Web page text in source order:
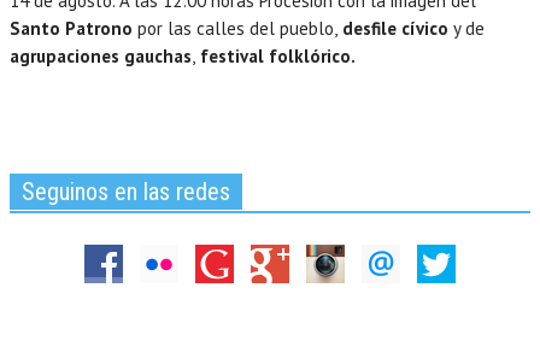
Santo Patrono por las calles del pueblo, desfile cívico y de
agrupaciones gauchas, festival folklórico.
Seguinos en las redes